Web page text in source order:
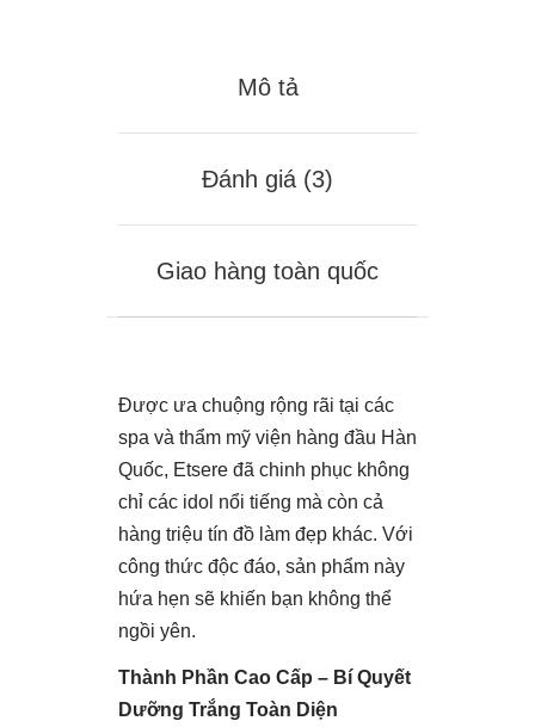
Mô tả
Đánh giá (3)
Giao hàng toàn quốc
Được ưa chuộng rộng rãi tại các
spa và thẩm mỹ viện hàng đầu Hàn
Quốc, Etsere đã chinh phục không
chỉ các idol nổi tiếng mà còn cả
hàng triệu tín đồ làm đẹp khác. Với
công thức độc đáo, sản phẩm này
hứa hẹn sẽ khiến bạn không thể
ngồi yên.
Thành Phần Cao Cấp – Bí Quyết
Dưỡng Trắng Toàn Diện